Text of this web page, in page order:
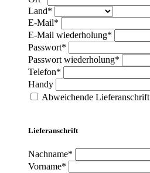
Land*
E-Mail*
E-Mail wiederholung*
Passwort*
Passwort wiederholung*
Telefon*
Handy
Abweichende Lieferanschrift
Lieferanschrift
Nachname*
Vorname*